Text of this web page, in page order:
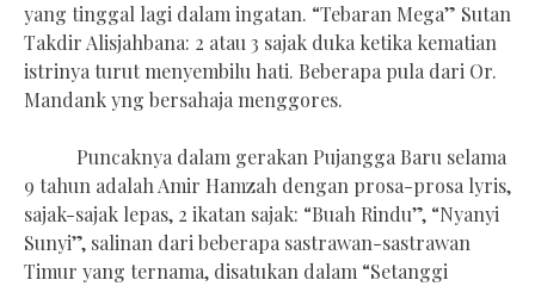
yang tinggal lagi dalam ingatan. “Tebaran Mega” Sutan
Takdir Alisjahbana: 2 atau 3 sajak duka ketika kematian
istrinya turut menyembilu hati. Beberapa pula dari Or.
Mandank yng bersahaja menggores.
Puncaknya dalam gerakan Pujangga Baru selama
9 tahun adalah Amir Hamzah dengan prosa-prosa lyris,
sajak-sajak lepas, 2 ikatan sajak: “Buah Rindu”, “Nyanyi
Sunyi”, salinan dari beberapa sastrawan-sastrawan
Timur yang ternama, disatukan dalam “Setanggi